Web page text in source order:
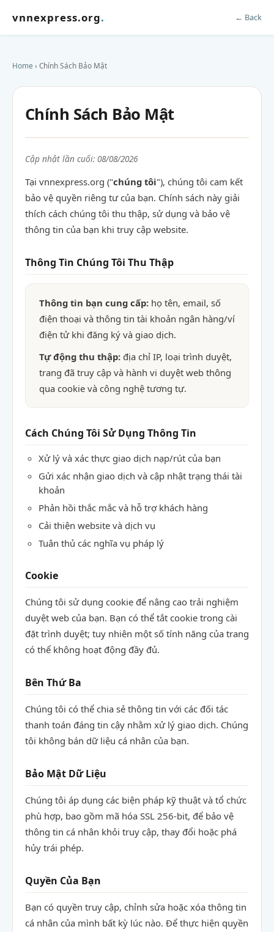
vnnexpress.org. ← Back
Home › Chính Sách Bảo Mật
Chính Sách Bảo Mật
Cập nhật lần cuối: 08/08/2026
Tại vnnexpress.org ("chúng tôi"), chúng tôi cam kết
bảo vệ quyền riêng tư của bạn. Chính sách này giải
thích cách chúng tôi thu thập, sử dụng và bảo vệ
thông tin của bạn khi truy cập website.
Thông Tin Chúng Tôi Thu Thập
Thông tin bạn cung cấp: họ tên, email, số
điện thoại và thông tin tài khoản ngân hàng/ví
điện tử khi đăng ký và giao dịch.
Tự động thu thập: địa chỉ IP, loại trình duyệt,
trang đã truy cập và hành vi duyệt web thông
qua cookie và công nghệ tương tự.
Cách Chúng Tôi Sử Dụng Thông Tin
Xử lý và xác thực giao dịch nạp/rút của bạn
Gửi xác nhận giao dịch và cập nhật trạng thái tài
khoản
Phản hồi thắc mắc và hỗ trợ khách hàng
Cải thiện website và dịch vụ
Tuân thủ các nghĩa vụ pháp lý
Cookie
Chúng tôi sử dụng cookie để nâng cao trải nghiệm
duyệt web của bạn. Bạn có thể tắt cookie trong cài
đặt trình duyệt; tuy nhiên một số tính năng của trang
có thể không hoạt động đầy đủ.
Bên Thứ Ba
Chúng tôi có thể chia sẻ thông tin với các đối tác
thanh toán đáng tin cậy nhằm xử lý giao dịch. Chúng
tôi không bán dữ liệu cá nhân của bạn.
Bảo Mật Dữ Liệu
Chúng tôi áp dụng các biện pháp kỹ thuật và tổ chức
phù hợp, bao gồm mã hóa SSL 256-bit, để bảo vệ
thông tin cá nhân khỏi truy cập, thay đổi hoặc phá
hủy trái phép.
Quyền Của Bạn
Bạn có quyền truy cập, chỉnh sửa hoặc xóa thông tin
cá nhân của mình bất kỳ lúc nào. Để thực hiện quyền